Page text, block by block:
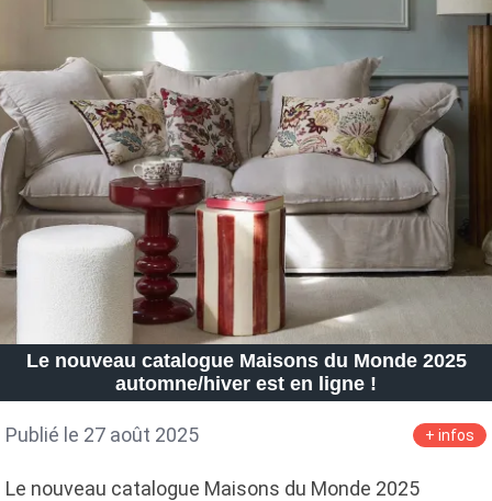
Le nouveau catalogue Maisons du Monde 2025
automne/hiver est en ligne !
Publié le 27 août 2025 + infos
Le nouveau catalogue Maisons du Monde 2025